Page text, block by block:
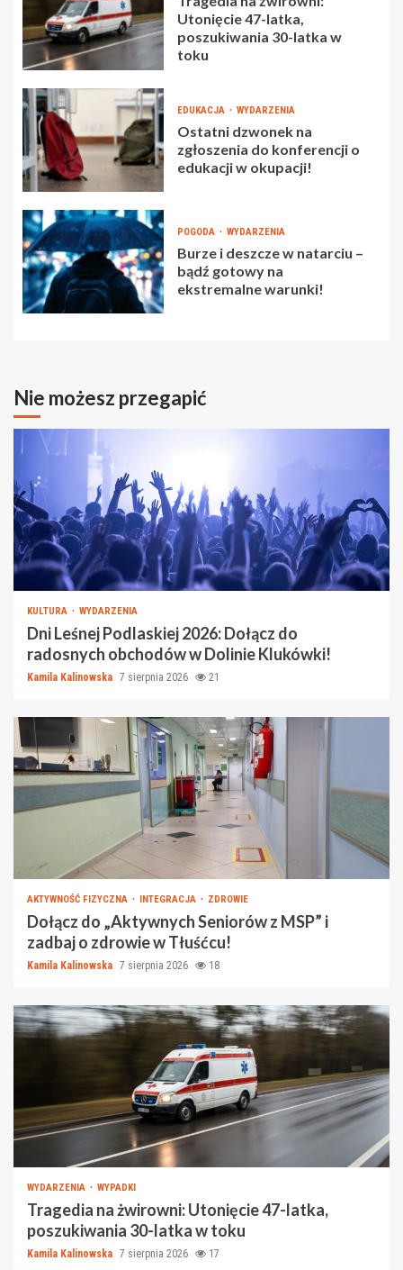
Utonięcie 47-latka,
poszukiwania 30-latka w
toku
EDUKACJA WYDARZENIA
Ostatni dzwonek na
zgłoszenia do konferencji o
edukacji w okupacji!
POGODA WYDARZENIA
Burze i deszcze w natarciu –
bądź gotowy na
ekstremalne warunki!
Nie możesz przegapić
KULTURA WYDARZENIA
Dni Leśnej Podlaskiej 2026: Dołącz do
radosnych obchodów w Dolinie Klukówki!
Kamila Kalinowska 7 sierpnia 2026 21
AKTYWNOŚĆ FIZYCZNA INTEGRACJA ZDROWIE
Dołącz do „Aktywnych Seniorów z MSP” i
zadbaj o zdrowie w Tłuśćcu!
Kamila Kalinowska 7 sierpnia 2026 18
WYDARZENIA WYPADKI
Tragedia na żwirowni: Utonięcie 47-latka,
poszukiwania 30-latka w toku
Kamila Kalinowska 7 sierpnia 2026 17